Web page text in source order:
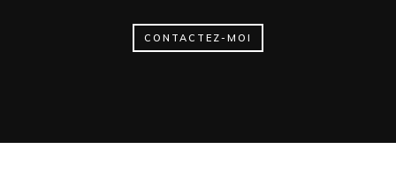
CONTACTEZ-MOI